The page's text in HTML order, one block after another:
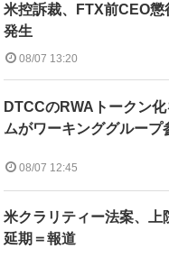
米控訴裁、FTX前CEO
発生
08/07 13:20
DTCCのRWAトークン
ムがワーキンググループ
08/07 12:45
米クラリティー法案、上
延期＝報道